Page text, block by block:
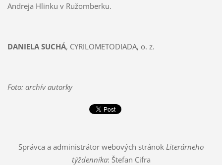
Andreja Hlinku v Ružomberku.
DANIELA SUCHÁ, CYRILOMETODIADA, o. z.
Foto: archív autorky
Správca a administrátor webových stránok Literárneho
týždenníka: Štefan Cifra